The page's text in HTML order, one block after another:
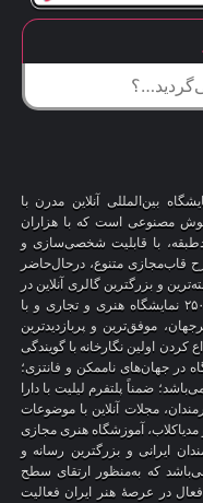
بین‌المللی آنلاین مدرن با
هوش مصنوعی است که با هزاران
با قابلیت شخصی‌سازی و
قاب‌مجازی متنوع، درحال‌حاضر
و بزرگترین گالری آنلاین در
کل جهان می‌باشد، که باتجربهٔ برگزاری بیش از ۲۵۰ نمایشگاه هنری و تجاری و با
موفق‌ترین و پربازدیدترین
کردن اولین نگارخانه با گویندگی
در جهان‌های ناممکن و فانتزی؛
ضمناً پلتفرم لیلیت با دارا
مجلات آنلاین با موضوعات
مدیاکلاب، آموزشگاه هنری مجازی
ایرانی و بزرگترین رسانه و
که به‌منظور ارتقای سطح
در عرصهٔ هنر ایران فعالیت